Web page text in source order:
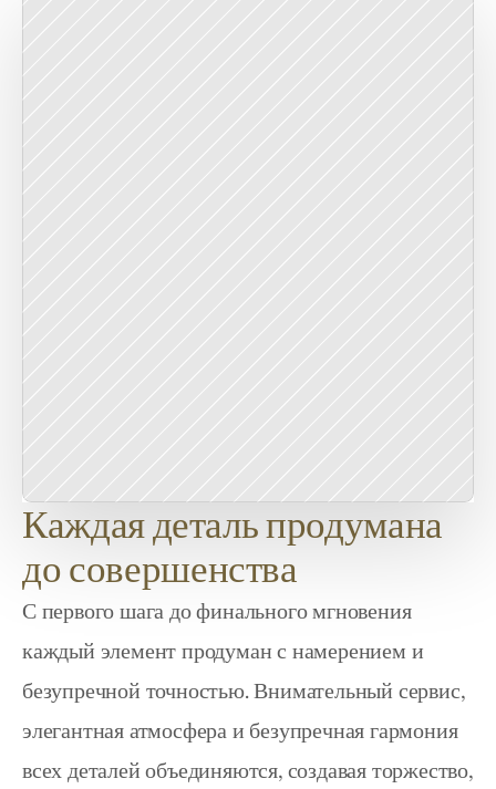
Каждая деталь продумана
до совершенства
С первого шага до финального мгновения
каждый элемент продуман с намерением и
безупречной точностью. Внимательный сервис,
элегантная атмосфера и безупречная гармония
всех деталей объединяются, создавая торжество,